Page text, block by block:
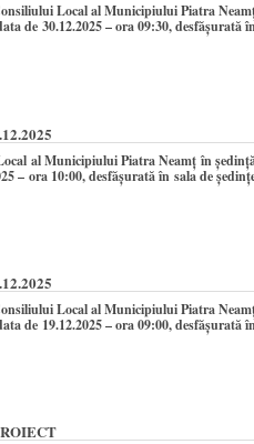
Local al Municipiului Piatra
de 30.12.2025 – ora 09:30, desfășurată
al Municipiului Piatra Neamţ în
– ora 10:00, desfășurată în sala de
Local al Municipiului Piatra
de 19.12.2025 – ora 09:00, desfășurată